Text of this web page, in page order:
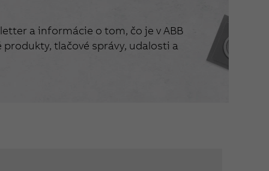
a informácie o tom, čo je v ABB
tlačové správy, udalosti a